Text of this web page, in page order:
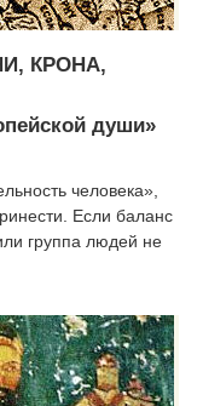
КРОНА,
души»
человека»,
Если баланс
группа людей не